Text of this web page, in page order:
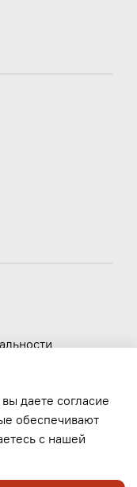
даете согласие
обеспечивают
с нашей